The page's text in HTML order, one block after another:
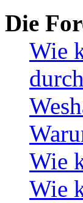
Die
Wie
Wie
Wie